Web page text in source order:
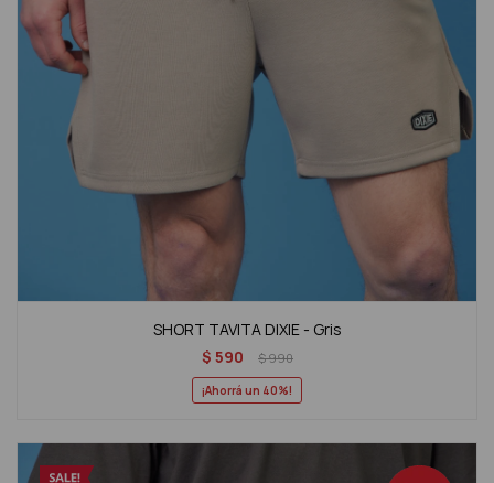
SHORT TAVITA DIXIE - Gris
$ 590 $990
40